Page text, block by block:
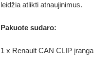
leidžia atlikti atnaujinimus.
Pakuote sudaro:
1 x Renault CAN CLIP įranga